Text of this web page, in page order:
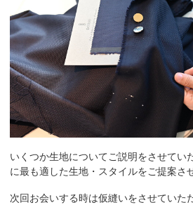
いくつか生地についてご説明をさせてい
に最も適した生地・スタイルをご提案さ
次回お会いする時は仮縫いをさせていた